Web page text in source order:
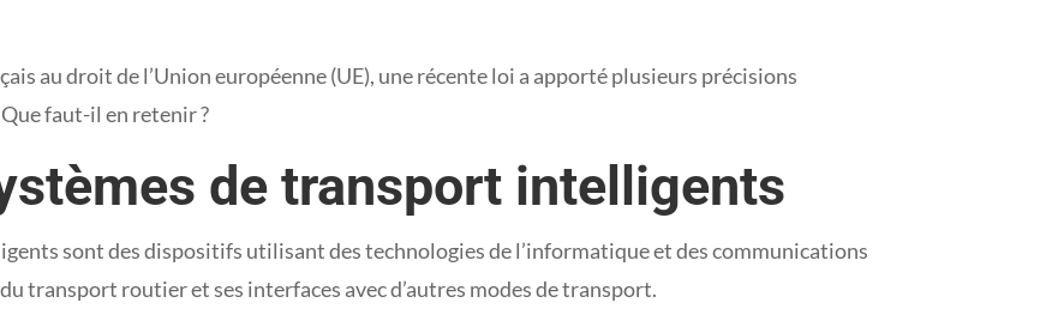
au droit de l’Union européenne (UE), une récente loi a apporté plusieurs précisions
faut-il en retenir ?
de transport intelligents
sont des dispositifs utilisant des technologies de l’informatique et des communications
transport routier et ses interfaces avec d’autres modes de transport.